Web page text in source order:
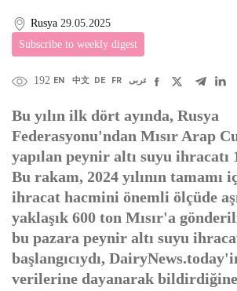
Rusya 29.05.2025
Subscribe to weekly digest
192 EN 中文 DE FR عربى
Bu yılın ilk dört ayında, Rusya
Federasyonu'ndan Mısır Arap
yapılan peynir altı suyu ihracatı
Bu rakam, 2024 yılının tamamı
ihracat hacmini önemli ölçüde
yaklaşık 600 ton Mısır'a
bu pazara peynir altı suyu
başlangıcıydı,
verilerine dayanarak